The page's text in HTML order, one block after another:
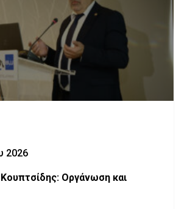
2026
Οργάνωση και